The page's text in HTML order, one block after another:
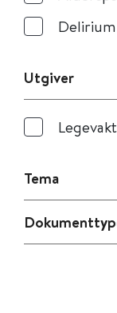
Delirium
Utgiver
Tema